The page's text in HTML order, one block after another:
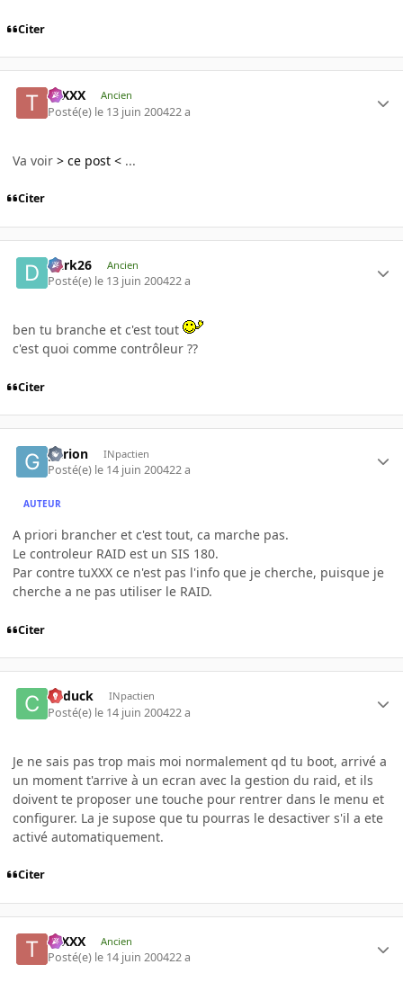
Citer
tuXXX Ancien
Posté(e) le 13 juin 200422 a
Va voir > ce post < ...
Citer
Dark26 Ancien
Posté(e) le 13 juin 200422 a
ben tu branche et c'est tout
c'est quoi comme contrôleur ??
Citer
garion INpactien
Posté(e) le 14 juin 200422 a
AUTEUR
A priori brancher et c'est tout, ca marche pas.
Le controleur RAID est un SIS 180.
Par contre tuXXX ce n'est pas l'info que je cherche, puisque je
cherche a ne pas utiliser le RAID.
Citer
Cyduck INpactien
Posté(e) le 14 juin 200422 a
Je ne sais pas trop mais moi normalement qd tu boot, arrivé a
un moment t'arrive à un ecran avec la gestion du raid, et ils
doivent te proposer une touche pour rentrer dans le menu et
configurer. La je supose que tu pourras le desactiver s'il a ete
activé automatiquement.
Citer
tuXXX Ancien
Posté(e) le 14 juin 200422 a